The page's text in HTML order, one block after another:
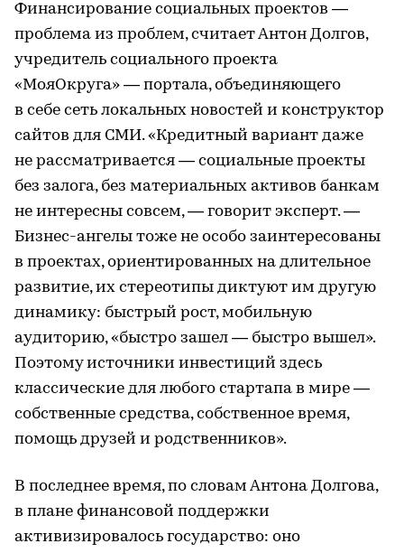
Финансирование социальных проектов —
проблема из проблем, считает Антон Долгов,
учредитель социального проекта
«МояОкруга» — портала, объединяющего
в себе сеть локальных новостей и конструктор
сайтов для СМИ. «Кредитный вариант даже
не рассматривается — социальные проекты
без залога, без материальных активов банкам
не интересны совсем, — говорит эксперт. —
Бизнес-ангелы тоже не особо заинтересованы
в проектах, ориентированных на длительное
развитие, их стереотипы диктуют им другую
динамику: быстрый рост, мобильную
аудиторию, «быстро зашел — быстро вышел».
Поэтому источники инвестиций здесь
классические для любого стартапа в мире —
собственные средства, собственное время,
помощь друзей и родственников».
В последнее время, по словам Антона Долгова,
в плане финансовой поддержки
активизировалось государство: оно